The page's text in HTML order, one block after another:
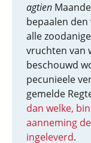
agtien
bepaalen den
alle
vruchten van
beschouwd
pecunieele
gemelde
dan welke,
aanneming
ingeleverd.